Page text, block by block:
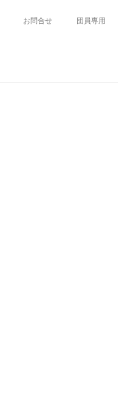
お問合せ 団員専用